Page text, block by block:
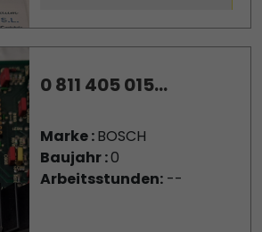
0 811 405 015...
Marke :BOSCH
Baujahr :0
Arbeitsstunden:--